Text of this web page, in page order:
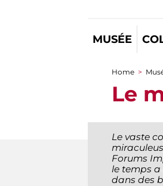
MUSÉE
You
Home >
Le
Le vaste
Forums
le temps a
dans des